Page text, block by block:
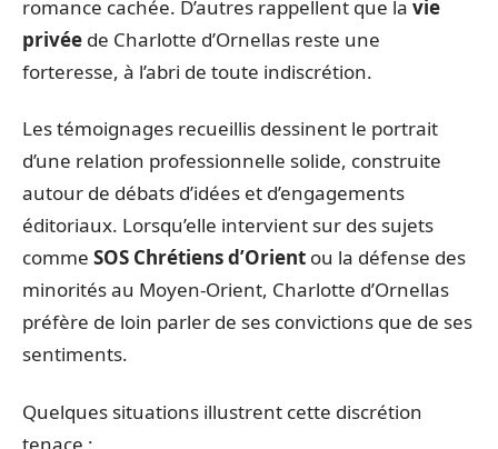
romance cachée. D’autres rappellent que la vie
privée de Charlotte d’Ornellas reste une
forteresse, à l’abri de toute indiscrétion.
Les témoignages recueillis dessinent le portrait
d’une relation professionnelle solide, construite
autour de débats d’idées et d’engagements
éditoriaux. Lorsqu’elle intervient sur des sujets
comme SOS Chrétiens d’Orient ou la défense des
minorités au Moyen-Orient, Charlotte d’Ornellas
préfère de loin parler de ses convictions que de ses
sentiments.
Quelques situations illustrent cette discrétion
tenace :